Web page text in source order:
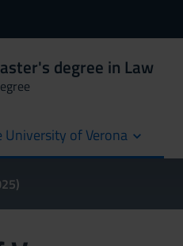
degree in Law
of Verona